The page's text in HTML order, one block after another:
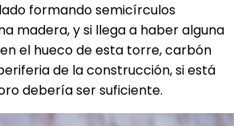
formando semicírculos
madera, y si llega a haber alguna
el hueco de esta torre, carbón
de la construcción, si está
debería ser suficiente.